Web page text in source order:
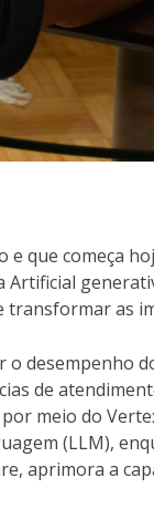
que começa
Artificial
as
desempenho
de
meio do
(LLM),
aprimora a